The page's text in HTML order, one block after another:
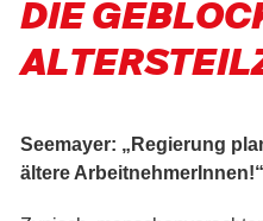
DIE
Seemayer: „Regierung
ältere ArbeitnehmerInnen!“